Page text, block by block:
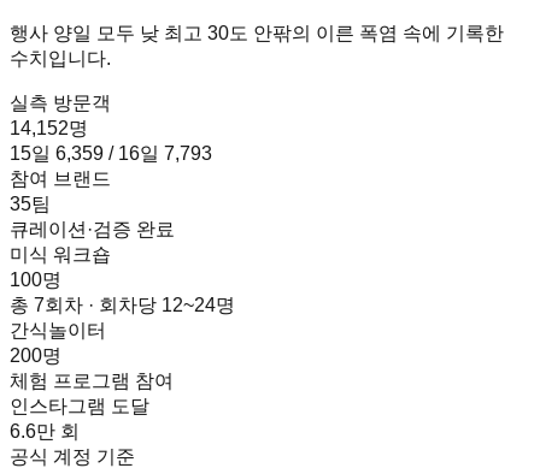
행사 양일 모두 낮 최고 30도 안팎의 이른 폭염 속에 기록한
수치입니다.
실측 방문객
14,152명
15일 6,359 / 16일 7,793
참여 브랜드
35팀
큐레이션·검증 완료
미식 워크숍
100명
총 7회차 · 회차당 12~24명
간식놀이터
200명
체험 프로그램 참여
인스타그램 도달
6.6만 회
공식 계정 기준